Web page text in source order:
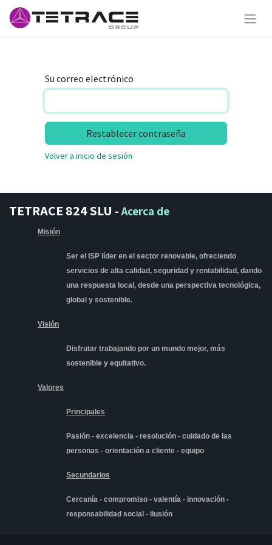
Su correo electrónico
Restablecer contraseña
Volver a inicio de sesión
TETRACE 824 SLU -Acerca de
Misión
Ser el ISP líder en el sector renovable, ofreciendo
servicios de alta calidad, seguridad y rentabilidad, dando
una respuesta local, desde una perspectiva tecnológica,
global y sostenible.
Visión
Disfrutar trabajando por un mundo mejor, más
sostenible y equitativo.
Valores
Principales
Pasión - excelencia - resolución - cuidado de las
personas - orientación a cliente - equipo
Secundarios
Cercanía - compromiso - valentía - innovación -
responsabilidad social - ilusión